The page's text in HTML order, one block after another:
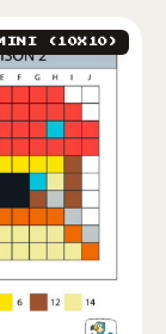
MINI (10X10)